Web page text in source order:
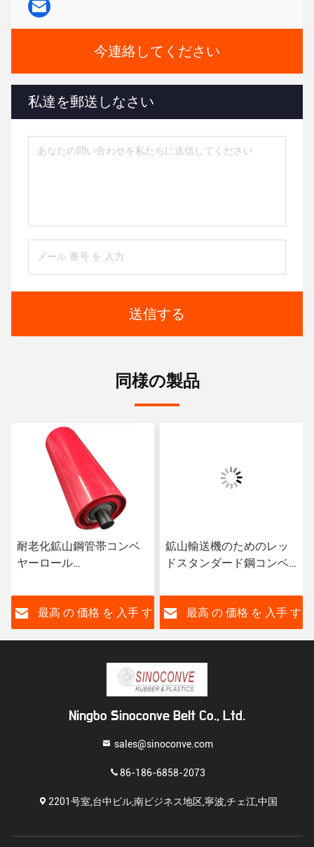
今連絡してください
私達を郵送しなさい
送信する
同様の製品
耐老化鉱山鋼管帯コンベ
ヤーロール
アリングモデル
最高 の 価格 を 入手 す
鉱山輸送機のためのレッ
ドスタンダード鋼コンベ
性
最高 の 価格 を 入手 す
Ningbo Sinoconve Belt Co., Ltd.
sales@sinoconve.com
86-186-6858-2073
2201号室,台中ビル,南ビジネス地区,寧波,チェ江,中国